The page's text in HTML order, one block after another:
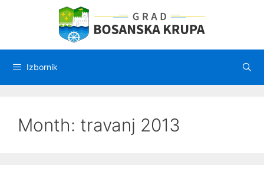
Izbornik
Month: travanj 2013